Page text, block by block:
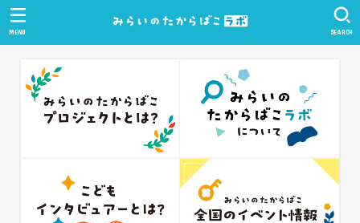
SEARCH
MENU